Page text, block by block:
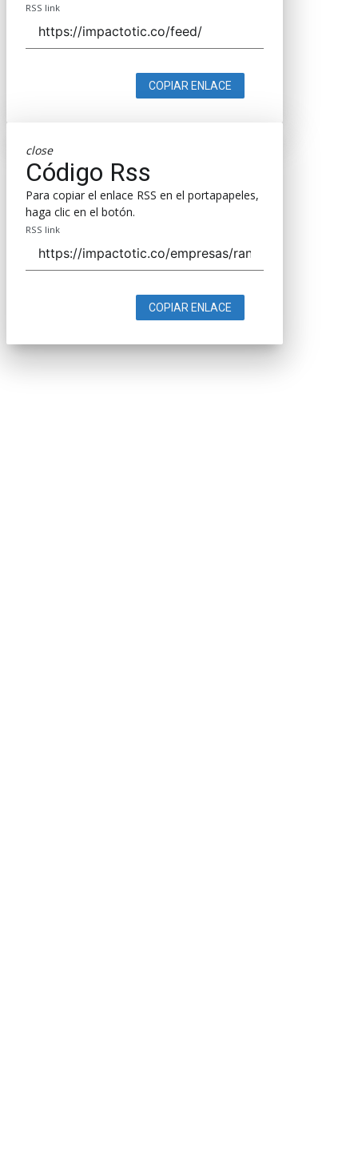
RSS link
COPIAR ENLACE
close
Código Rss
Para copiar el enlace RSS en el portapapeles,
haga clic en el botón.
RSS link
COPIAR ENLACE